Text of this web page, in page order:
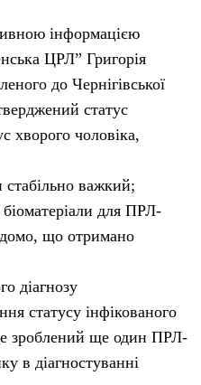
інформацією
ЦРЛ” Григорія
до Чернігівської
статус
хворого чоловіка,
важкий;
біоматеріали для ПРЛ-
що отримано
діагнозу
статусу інфікованого
зроблений ще один ПРЛ-
в діагностуванні